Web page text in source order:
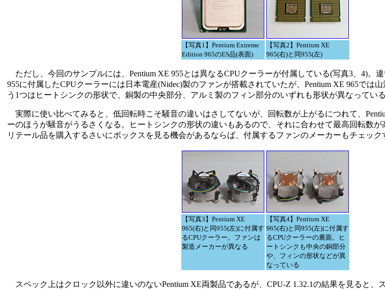
【写真1】Pentium Extreme
Edition 965のES品(表面)
【写真2】Pentium XE
965(右)と同955(左)
ただし、今回のサンプルには、Pentium XE 955とは異なるCPUクーラーが付属している(写真3、4)。
955に付属したCPUクーラーには日本電産(Nidec)製のファンが搭載されていたが、Pentium XE 965では
う1つはヒートシンクの形状で、銅製の中央部分、アルミ製のフィン部分のいずれも形状が異なっている
実際に使い比べてみると、低回転時こそ騒音の違いはさしてないが、回転数が上がるにつれて、
ーのほうが騒音がうるさくなる。ヒートシンクの形状の違いもあるので、それに合わせて最高回転数が
リテール品を購入するさいにボックスを見る機会があるならば、付属するファンのメーカーもチェック
【写真3】Pentium XE
965(右)と同955(左)に付属す
るCPUクーラー。ファンは
製造メーカーが異なる
【写真4】Pentium XE
965(右)と同955(左)に付属す
るCPUクーラーの裏面。ヒ
ートシンクも中央の銅部分
や、フィンの形状などが異
なっている
スペック上はクロック以外に違いのないPentium XE両製品であるが、CPU-Z 1.32.1の結果を見ると、